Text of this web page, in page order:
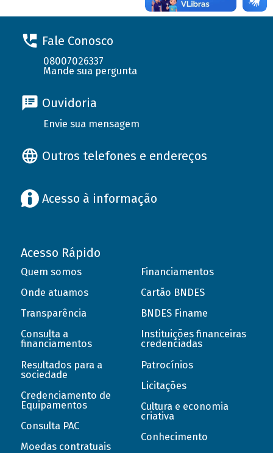
Entenda o Sistema de
Monitoramento e
Fale Conosco
08007026337
Mande sua pergunta
Ouvidoria
Envie sua mensagem
Outros telefones e endereços
Acesso à informação
Acesso Rápido
Quem somos
Onde atuamos
Transparência
Consulta a
financiamentos
Resultados para a
sociedade
Credenciamento de
Equipamentos
Consulta PAC
Moedas contratuais
Financiamentos
Cartão BNDES
BNDES Finame
Instituições financeiras
credenciadas
Patrocínios
Licitações
Cultura e economia
criativa
Conhecimento